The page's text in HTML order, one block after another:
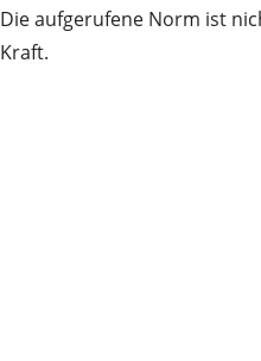
Die aufgerufene Norm ist
Kraft.